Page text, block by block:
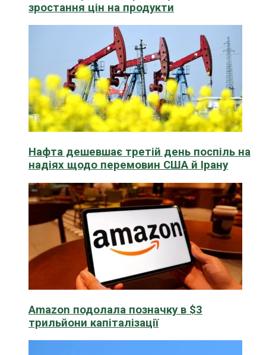
зростання цін на продукти
Нафта дешевшає третій день поспіль на
надіях щодо перемовин США й Ірану
Amazon подолала позначку в $3
трильйони капіталізації